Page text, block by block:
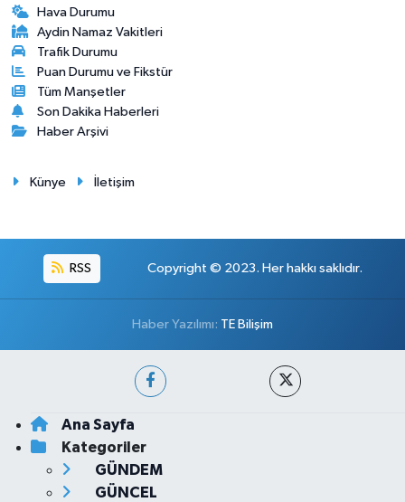
Hava Durumu
Aydin Namaz Vakitleri
Trafik Durumu
Puan Durumu ve Fikstür
Tüm Manşetler
Son Dakika Haberleri
Haber Arşivi
Künye İletişim
RSS Copyright © 2023. Her hakkı saklıdır.
Haber Yazılımı: TE Bilişim
Ana Sayfa
Kategoriler
GÜNDEM
GÜNCEL